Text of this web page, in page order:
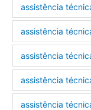
assistência
assistência
assistência
assistência
assistência